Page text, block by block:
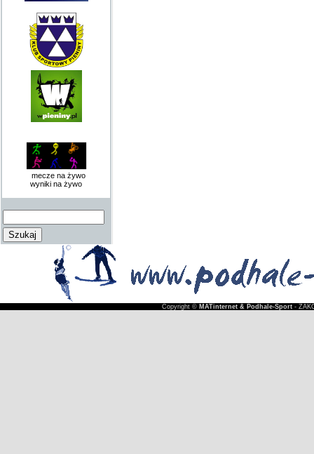
mecze na żywo
wyniki na żywo
Copyright © MATinternet & Podhale-Sport-